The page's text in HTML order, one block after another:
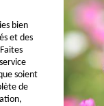
bien
et des
soient
de